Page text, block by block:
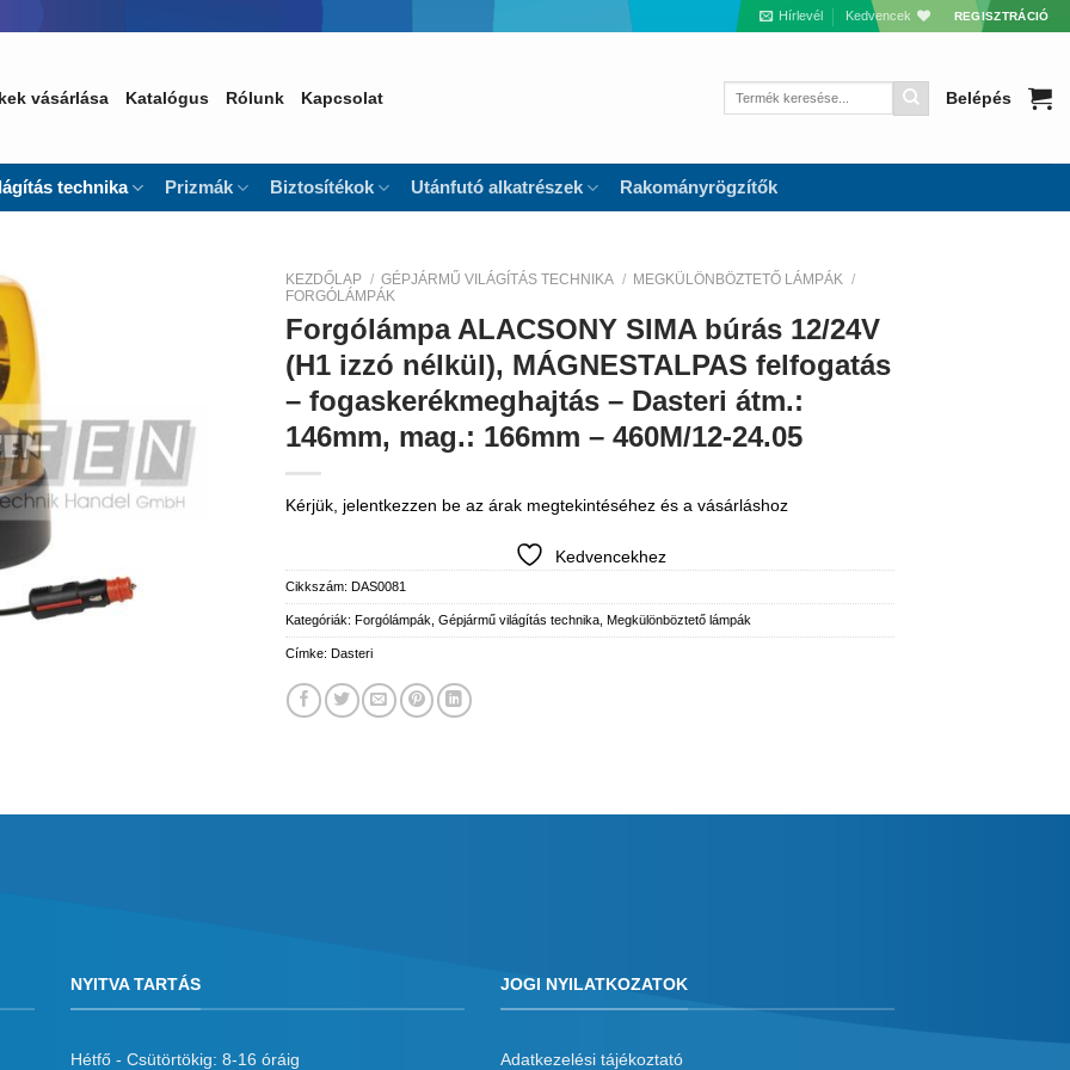
Hírlevél Kedvencek REGISZTRÁCIÓ
vásárlása Katalógus Rólunk Kapcsolat
Keresés
Belépés
technika Prizmák Biztosítékok Utánfutó alkatrészek Rakományrögzítők
KEZDŐLAP / GÉPJÁRMŰ VILÁGÍTÁS TECHNIKA / MEGKÜLÖNBÖZTETŐ LÁMPÁK /
FORGÓLÁMPÁK
Forgólámpa ALACSONY SIMA búrás 12/24V
(H1 izzó nélkül), MÁGNESTALPAS felfogatás
– fogaskerékmeghajtás – Dasteri átm.:
146mm, mag.: 166mm – 460M/12-24.05
Kérjük, jelentkezzen be az árak megtekintéséhez és a vásárláshoz
Kedvencekhez
Cikkszám: DAS0081
Kategóriák: Forgólámpák Gépjármű világítás technika Megkülönböztető lámpák
Címke: Dasteri
NYITVA TARTÁS
Hétfő - Csütörtökig: 8-16 óráig
JOGI NYILATKOZATOK
Adatkezelési tájékoztató